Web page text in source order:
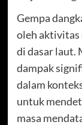
Gempa
oleh aktivitas
di dasar laut.
dampak
dalam
untuk
masa